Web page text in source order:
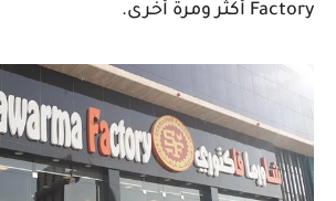
Factory أكثر ومرة أخرى.